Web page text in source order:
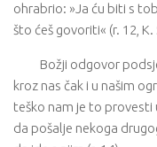
ohrabrio: »Ja ću biti s
što ćeš govoriti« (r. 12, K.
Božji odgovor
kroz nas čak i u našim
teško nam je to provesti
da pošalje nekoga